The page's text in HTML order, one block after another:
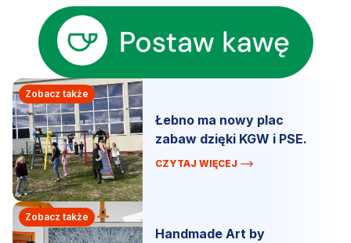
Zobacz także
Łebno ma nowy plac
zabaw dzięki KGW i PSE.
CZYTAJ WIĘCEJ
Zobacz także
Handmade Art by